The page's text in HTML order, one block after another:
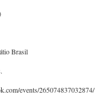
Brasil
events/265074837032874/